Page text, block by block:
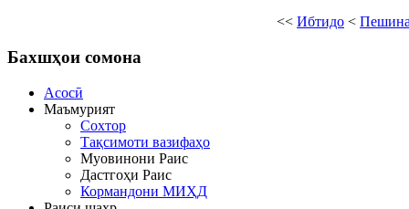
<< Ибтидо <
Бахшҳои сомона
Асосӣ
Маъмурият
Сохтор
Тақсимоти вазифаҳо
Муовинони Раис
Дастгоҳи Раис
Кормандони МИҲД